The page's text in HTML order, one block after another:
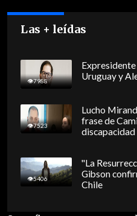
Las + leídas
7988
Uruguay y
7523
Lucho
frase de
discapacidad
5406
"La
Gibson
Chile